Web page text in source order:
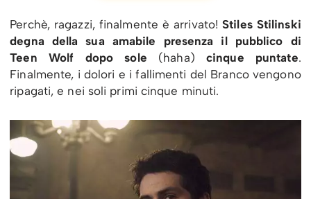
Perchè, ragazzi, finalmente è arrivato!Stiles Stilinski
degna della sua amabile presenza il pubblico di
Teen Wolf dopo sole (haha) cinque puntate.
Finalmente, i dolori e i fallimenti del Branco vengono
ripagati, e nei soli primi cinque minuti.